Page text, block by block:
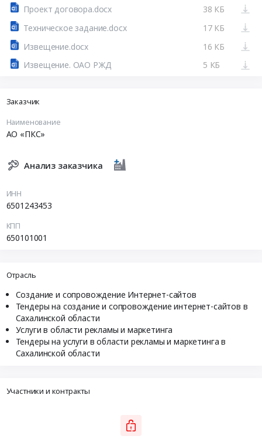
Проект договора.docx
38 КБ
Техническое задание.docx
17 КБ
Извещение.docx
16 КБ
Извещение. ОАО РЖД
5 КБ
Заказчик
Наименование
АО «ПКС»
Анализ заказчика
ИНН
6501243453
КПП
650101001
Отрасль
Создание и сопровождение Интернет-сайтов
Тендеры на создание и сопровождение интернет-сайтов в
Сахалинской области
Услуги в области рекламы и маркетинга
Тендеры на услуги в области рекламы и маркетинга в
Сахалинской области
Участники и контракты